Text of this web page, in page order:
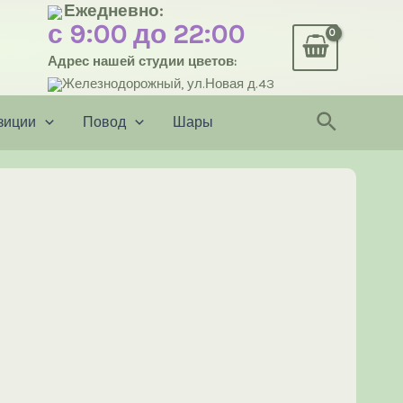
Ежедневно:
с 9:00 до 22:00
Адрес нашей студии цветов:
Железнодорожный, ул.Новая д.43
Повод Шары Поиск